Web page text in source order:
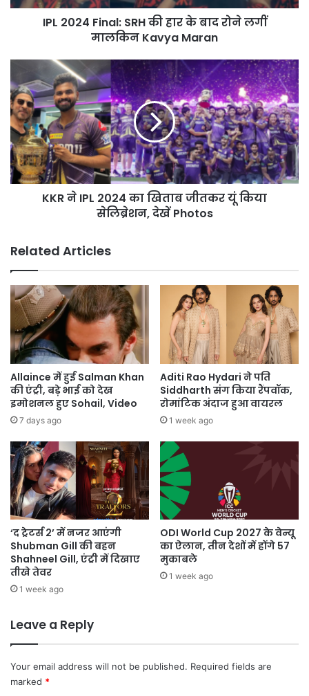
रोने
IPL 2024 Final: SRH की हार के बाद रोने लगीं
मालकिन Kavya Maran
ने
IPL
2024
का
खिताब
जीतकर
यूं
किया
सेलिब्रेशन,KKR ने IPL 2024 का खिताब जीतकर यूं किया
सेलिब्रेशन, देखें Photos
Related Articles
Allaince में हुई Salman Khan
की एंट्री, बड़े भाई को देख
इमोशनल हुए Sohail, Video
7 days ago
Aditi Rao Hydari ने पति
Siddharth संग किया रैंपवॉक,
रोमांटिक अंदाज हुआ वायरल
1 week ago
‘द ट्रेटर्स 2’ में नजर आएंगी
Shubman Gill की बहन
Shahneel Gill, एंट्री में दिखाए
तीखे तेवर
1 week ago
ODI World Cup 2027 के वेन्यू
का ऐलान, तीन देशों में होंगे 57
मुकाबले
1 week ago
Leave a Reply
Your email address will not be published. Required fields are
marked *